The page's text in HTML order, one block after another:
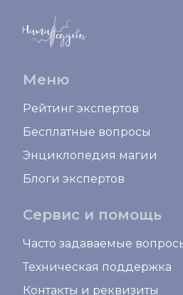
Меню
Рейтинг экспертов
Бесплатные вопросы
Энциклопедия магии
Блоги экспертов
Сервис и помощь
Часто задаваемые
Техническая поддержка
Контакты и реквизиты